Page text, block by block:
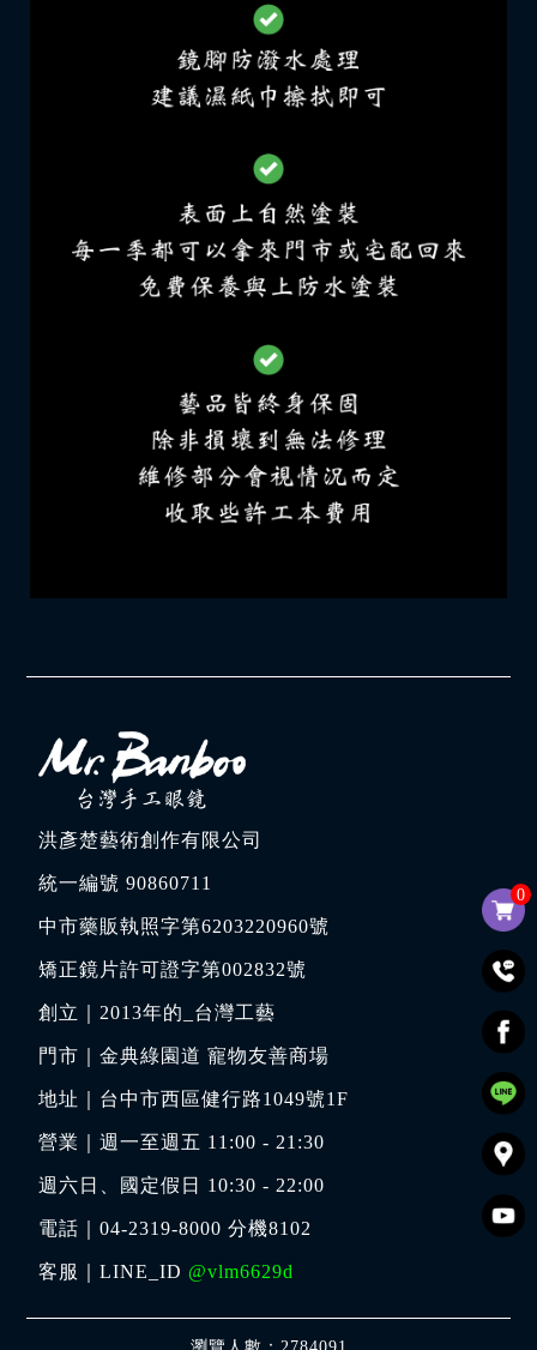
0
洪彥楚藝術創作有限公司
統一編號 90860711
中市藥販執照字第6203220960號
矯正鏡片許可證字第002832號
創立｜2013年的_台灣工藝
門市｜金典綠園道 寵物友善商場
地址｜ 台中市西區健行路1049號1F
營業｜週一至週五 11:00 - 21:30
週六日、國定假日 10:30 - 22:00
電話｜04-2319-8000 分機8102
客服｜LINE_ID @vlm6629d